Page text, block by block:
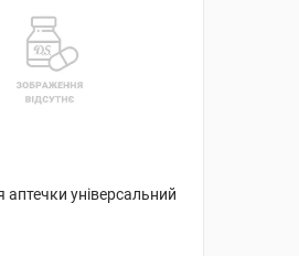
аптечки універсальний